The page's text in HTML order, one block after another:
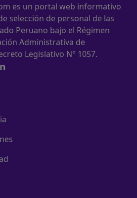
es un portal web informativo
selección de personal de las
Peruano bajo el Régimen
Administrativa de
Legislativo N° 1057.